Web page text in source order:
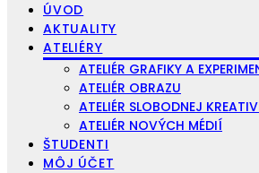
ÚVOD
AKTUALITY
ATELIÉRY
ATELIÉR GRAFIKY A
ATELIÉR OBRAZU
ATELIÉR SLOBODNEJ
ATELIÉR NOVÝCH MÉDIÍ
ŠTUDENTI
MÔJ ÚČET